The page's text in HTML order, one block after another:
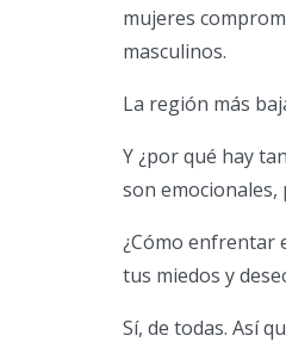
mujeres
masculinos.
La región más
Y ¿por qué hay
son emocionales,
¿Cómo enfrentar
tus miedos y
Sí, de todas. Así